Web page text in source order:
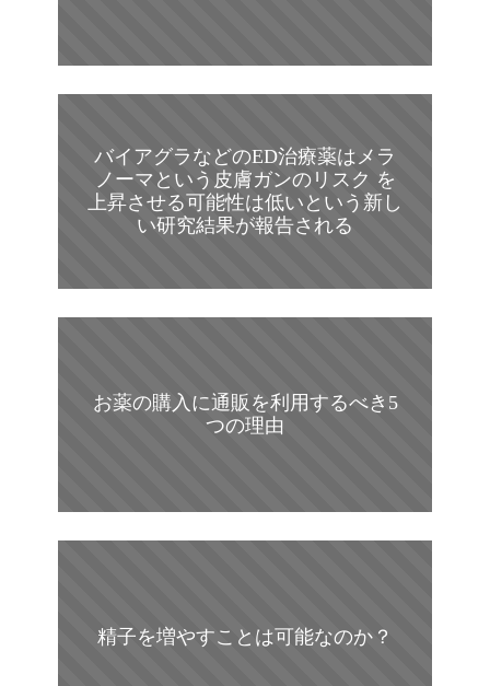
バイアグラなどのED治療薬はメラ
ノーマという皮膚ガンのリスク を
上昇させる可能性は低いという新し
い研究結果が報告される
お薬の購入に通販を利用するべき5
つの理由
精子を増やすことは可能なのか？